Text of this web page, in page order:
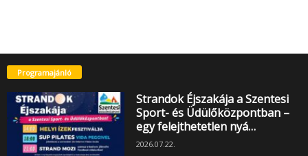
Programajánló
Strandok Éjszakája a Szentesi
Sport- és Üdülőközpontban –
egy felejthetetlen nyá…
2026.07.22.